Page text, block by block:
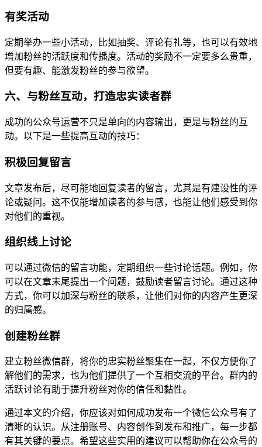
有奖活动
定期举办一些小活动，比如抽奖、评论有礼等，也可以有效地
增加粉丝的活跃度和传播度。活动的奖励不一定要多么贵重，
但要有趣、能激发粉丝的参与欲望。
六、与粉丝互动，打造忠实读者群
成功的公众号运营不只是单向的内容输出，更是与粉丝的互
动。以下是一些提高互动的技巧：
积极回复留言
文章发布后，尽可能地回复读者的留言，尤其是有建设性的评
论或疑问。这不仅能增加读者的参与感，也能让他们感受到你
对他们的重视。
组织线上讨论
可以通过微信的留言功能，定期组织一些讨论话题。例如，你
可以在文章末尾提出一个问题，鼓励读者留言讨论。通过这种
方式，你可以加深与粉丝的联系，让他们对你的内容产生更深
的归属感。
创建粉丝群
建立粉丝微信群，将你的忠实粉丝聚集在一起，不仅方便你了
解他们的需求，也为他们提供了一个互相交流的平台。群内的
活跃讨论有助于提升粉丝对你的信任和黏性。
通过本文的介绍，你应该对如何成功发布一个微信公众号有了
清晰的认识。从注册账号、内容创作到发布和推广，每一步都
有其关键的要点。希望这些实用的建议可以帮助你在公众号的